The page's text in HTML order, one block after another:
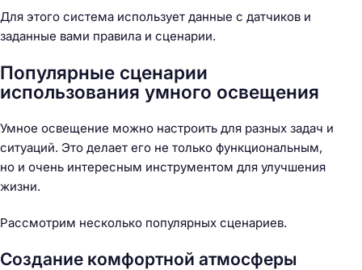
Для этого система использует данные с датчиков и
заданные вами правила и сценарии.
Популярные сценарии
использования умного освещения
Умное освещение можно настроить для разных задач и
ситуаций. Это делает его не только функциональным,
но и очень интересным инструментом для улучшения
жизни.
Рассмотрим несколько популярных сценариев.
Создание комфортной атмосферы